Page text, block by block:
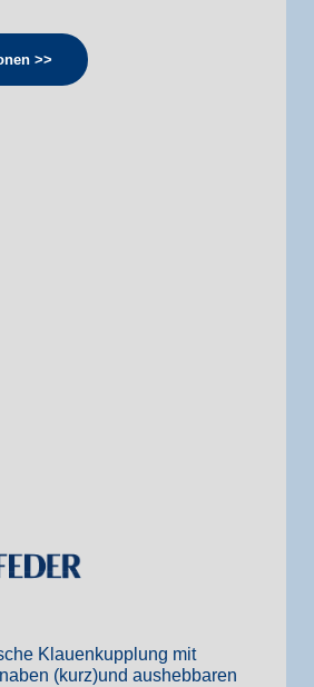
>>
Klauenkupplung mit
(kurz)und aushebbaren